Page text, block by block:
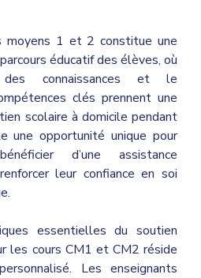
moyens 1 et 2 constitue une
éducatif des élèves, où
des connaissances et le
clés prennent une
scolaire à domicile pendant
une opportunité unique pour
d’une assistance
leur confiance en soi
essentielles du soutien
les cours CM1 et CM2 réside
Les enseignants